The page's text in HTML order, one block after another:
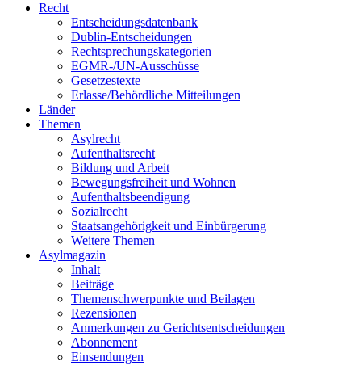
Recht
Entscheidungsdatenbank
Dublin-Entscheidungen
Rechtsprechungskategorien
EGMR-/UN-Ausschüsse
Gesetzestexte
Erlasse/Behördliche Mitteilungen
Länder
Themen
Asylrecht
Aufenthaltsrecht
Bildung und Arbeit
Bewegungsfreiheit und Wohnen
Aufenthaltsbeendigung
Sozialrecht
Staatsangehörigkeit und Einbürgerung
Weitere Themen
Asylmagazin
Inhalt
Beiträge
Themenschwerpunkte und Beilagen
Rezensionen
Anmerkungen zu Gerichtsentscheidungen
Abonnement
Einsendungen